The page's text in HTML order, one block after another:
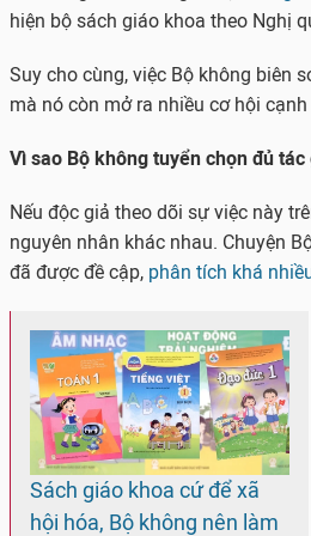
hiện bộ sách giáo khoa theo Nghị
Suy cho cùng, việc Bộ không biên
mà nó còn mở ra nhiều cơ hội
Vì sao Bộ không tuyển chọn đủ
Nếu độc giả theo dõi sự việc này
nguyên nhân khác nhau. Chuyện
đã được đề cập, phân tích khá
Sách giáo khoa cứ để xã
hội hóa, Bộ không nên làm